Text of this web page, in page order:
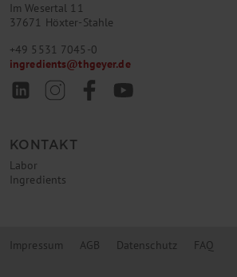
Im Wesertal 11
37671 Höxter-Stahle
+49 5531 7045-0
ingredients@thgeyer.de
KONTAKT
Labor
Ingredients
Impressum AGB Datenschutz FAQ